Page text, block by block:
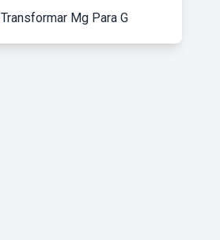
Transformar Mg Para G